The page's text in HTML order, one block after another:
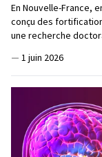
En Nouvelle-France,
conçu des
une recherche
— 1 juin 2026